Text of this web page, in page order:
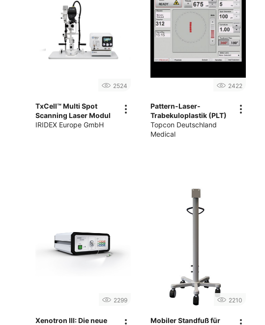
2524
TxCell™ Multi Spot
Scanning Laser Modul
IRIDEX Europe GmbH
2422
Pattern-Laser-
Trabekuloplastik (PLT)
Topcon Deutschland
Medical
2299
Xenotron III: Die neue
2210
Mobiler Standfuß für